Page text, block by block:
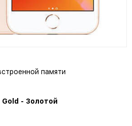
памяти
Gold - Золотой